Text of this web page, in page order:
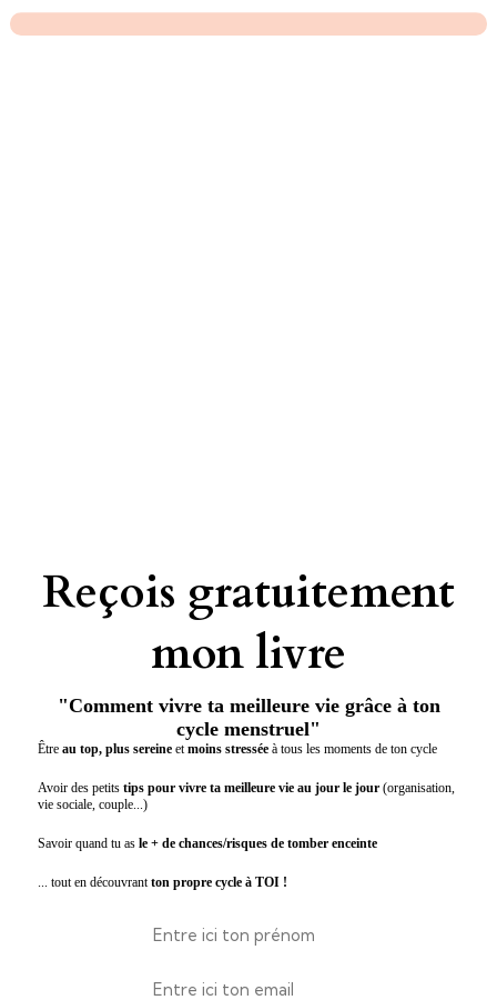
Reçois gratuitement
mon livre
"Comment vivre ta meilleure vie grâce à ton
cycle menstruel"
Être au top, plus sereine etmoins stressée à tous les moments de ton cycle
Avoir des petits tips pour vivre ta meilleure vie au jour le jour (organisation,
vie sociale, couple...)
Savoir quand tu as le + de chances/risques de tomber enceinte
... tout en découvrantton propre cycle à TOI !